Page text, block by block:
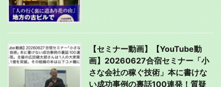
【セミナー動画】【YouTube動
画】20260627合宿セミナー「小
さな会社の稼ぐ技術」本に書けな
い成功事例の裏話100連発！質疑